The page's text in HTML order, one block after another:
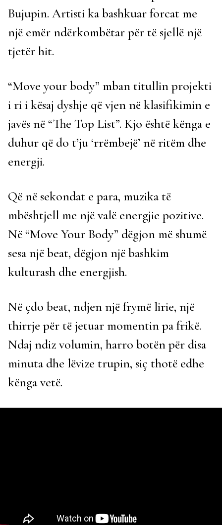
Bujupin. Artisti ka bashkuar forcat me
një emër ndërkombëtar për të sjellë një
tjetër hit.
“Move your body” mban titullin projekti
i ri i kësaj dyshje që vjen në klasifikimin e
javës në “The Top List”. Kjo është kënga e
duhur që do t’ju ‘rrëmbejë’ në ritëm dhe
energji.
Që në sekondat e para, muzika të
mbështjell me një valë energjie pozitive.
Në “Move Your Body” dëgjon më shumë
sesa një beat, dëgjon një bashkim
kulturash dhe energjish.
Në çdo beat, ndjen një frymë lirie, një
thirrje për të jetuar momentin pa frikë.
Ndaj ndiz volumin, harro botën për disa
minuta dhe lëvize trupin, siç thotë edhe
kënga vetë.